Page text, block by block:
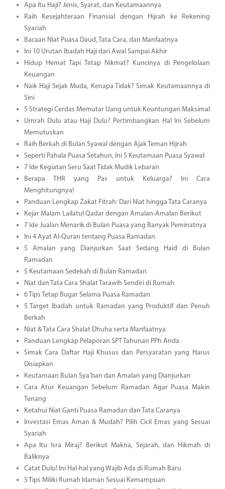
Apa Itu Haji? Jenis, Syarat, dan Keutamaannya
Raih Kesejahteraan Finansial dengan Hijrah ke Rekening
Syariah
Bacaan Niat Puasa Daud, Tata Cara, dan Manfaatnya
Ini 10 Urutan Ibadah Haji dari Awal Sampai Akhir
Hidup Hemat Tapi Tetap Nikmat? Kuncinya di Pengelolaan
Keuangan
Naik Haji Sejak Muda, Kenapa Tidak? Simak Keutamaannya di
Sini
5 Strategi Cerdas Memutar Uang untuk Keuntungan Maksimal
Umrah Dulu atau Haji Dulu? Pertimbangkan Hal Ini Sebelum
Memutuskan
Raih Berkah di Bulan Syawal dengan Ajak Teman Hijrah
Seperti Pahala Puasa Setahun, Ini 5 Keutamaan Puasa Syawal
7 Ide Kegiatan Seru Saat Tidak Mudik Lebaran
Berapa THR yang Pas untuk Keluarga? Ini Cara
Menghitungnya!
Panduan Lengkap Zakat Fitrah: Dari Niat hingga Tata Caranya
Kejar Malam Lailatul Qadar dengan Amalan-Amalan Berikut
7 Ide Jualan Menarik di Bulan Puasa yang Banyak Peminatnya
Ini 4 Ayat Al-Quran tentang Puasa Ramadan
5 Amalan yang Dianjurkan Saat Sedang Haid di Bulan
Ramadan
5 Keutamaan Sedekah di Bulan Ramadan
Niat dan Tata Cara Shalat Tarawih Sendiri di Rumah
6 Tips Tetap Bugar Selama Puasa Ramadan
5 Target Ibadah untuk Ramadan yang Produktif dan Penuh
Berkah
Niat & Tata Cara Shalat Dhuha serta Manfaatnya
Panduan Lengkap Pelaporan SPT Tahunan PPh Anda
Simak Cara Daftar Haji Khusus dan Persyaratan yang Harus
Disiapkan
Keutamaan Bulan Sya’ban dan Amalan yang Dianjurkan
Cara Atur Keuangan Sebelum Ramadan Agar Puasa Makin
Tenang
Ketahui Niat Ganti Puasa Ramadan dan Tata Caranya
Investasi Emas Aman & Mudah? Pilih Cicil Emas yang Sesuai
Syariah
Apa Itu Isra Miraj? Berikut Makna, Sejarah, dan Hikmah di
Baliknya
Catat Dulu! Ini Hal-hal yang Wajib Ada di Rumah Baru
5 Tips Miliki Rumah Idaman Sesuai Kemampuan